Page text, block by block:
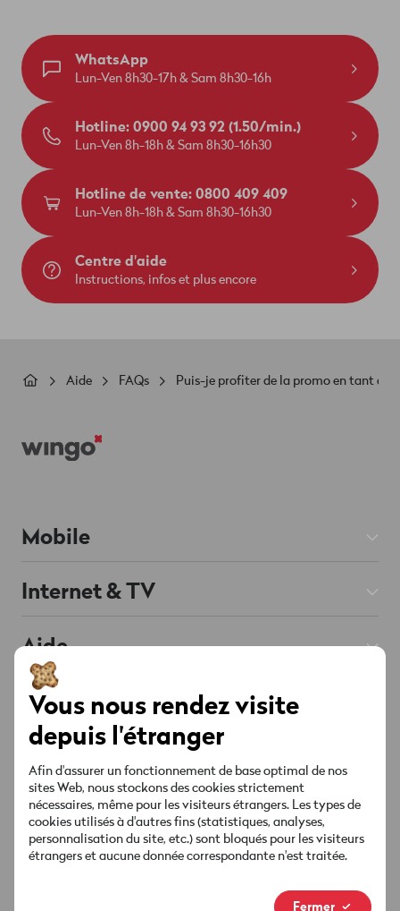
WhatsApp
Lun-Ven 8h30-17h & Sam 8h30-16h
Hotline: 0900 94 93 92 (1.50/min.)
Lun-Ven 8h-18h & Sam 8h30-16h30
Hotline de vente: 0800 409 409
Lun-Ven 8h-18h & Sam 8h30-16h30
Centre d'aide
Instructions, infos et plus encore
Fil
Aide FAQs Puis-je profiter de la promo en tant
Mobile
Abos Mobile
Prepaid
Smartphones
Offres & Promos
Internet & TV
Abos Internet
Abos TV
Téléphonie fixe
Liste des chaînes
Offres & Promos
Aide
Mobile & Roaming
Internet & TV
Compte & Réglages
Sécurité & Facture
Guides & téléchargements
À propos de Wingo
Contact
Points de vente
MyWingo
À propos
Socials
Vous nous rendez visite
depuis l'étranger
Afin d'assurer un fonctionnement de base optimal de nos
sites Web, nous stockons des cookies strictement
nécessaires, même pour les visiteurs étrangers. Les types de
cookies utilisés à d'autres fins (statistiques, analyses,
personnalisation du site, etc.) sont bloqués pour les visiteurs
étrangers et aucune donnée correspondante n'est traitée.
Fermer
Chat
Red est connectée